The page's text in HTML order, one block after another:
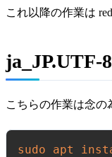
これ以降の作業は
ja_JP.UTF-
こちらの作業は念の
sudo apt